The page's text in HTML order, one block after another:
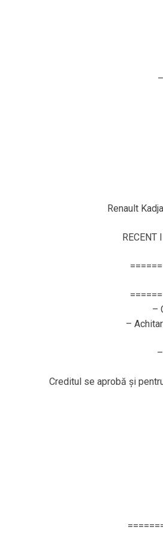
Renault
RECENT
–
–
Creditul se aprobă și